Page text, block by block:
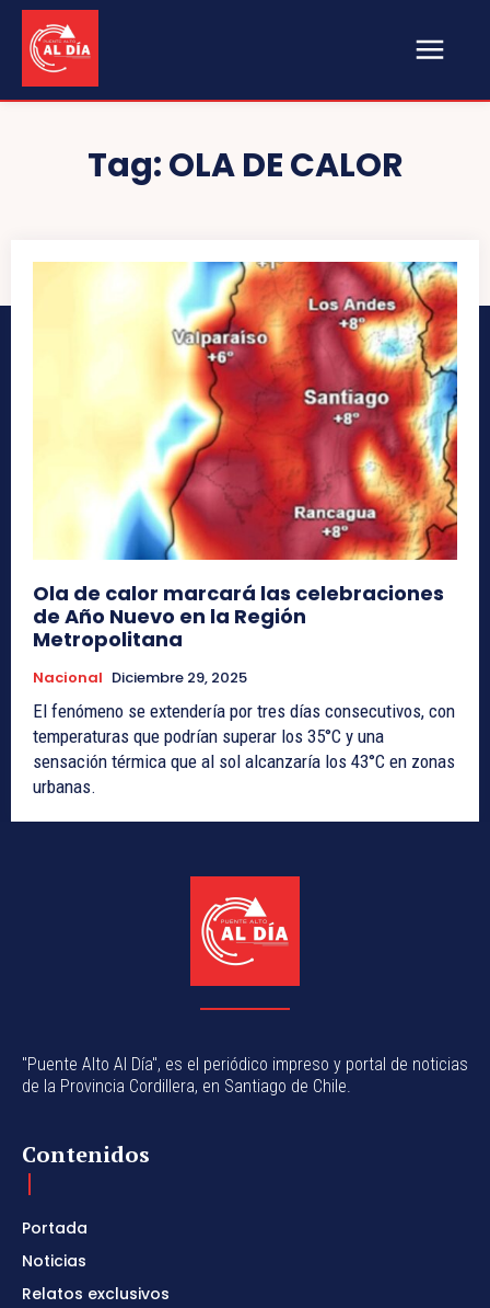
Tag:OLA DE CALOR
Ola de calor marcará las celebraciones
de Año Nuevo en la Región
Metropolitana
Nacional Diciembre 29, 2025
El fenómeno se extendería por tres días consecutivos, con
temperaturas que podrían superar los 35°C y una
sensación térmica que al sol alcanzaría los 43°C en zonas
urbanas.
"Puente Alto Al Día", es el periódico impreso y portal de noticias
de la Provincia Cordillera, en Santiago de Chile.
Contenidos
Portada
Noticias
Relatos exclusivos